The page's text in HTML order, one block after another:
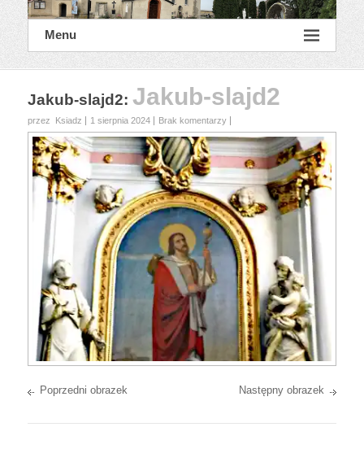
Menu
Jakub-slajd2: Jakub-slajd2
przez Ksiadz 1 sierpnia 2024 Brak komentarzy
Poprzedni obrazek Następny obrazek